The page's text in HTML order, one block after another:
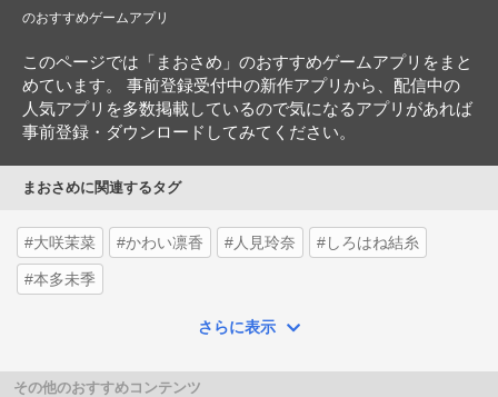
のおすすめゲームアプリ
このページでは「まおさめ」のおすすめゲームアプリをまと
めています。 事前登録受付中の新作アプリから、配信中の
人気アプリを多数掲載しているので気になるアプリがあれば
事前登録・ダウンロードしてみてください。
まおさめに関連するタグ
#大咲茉菜 #かわい凛香 #人見玲奈 #しろはね結糸
#本多未季
さらに表示
その他のおすすめコンテンツ